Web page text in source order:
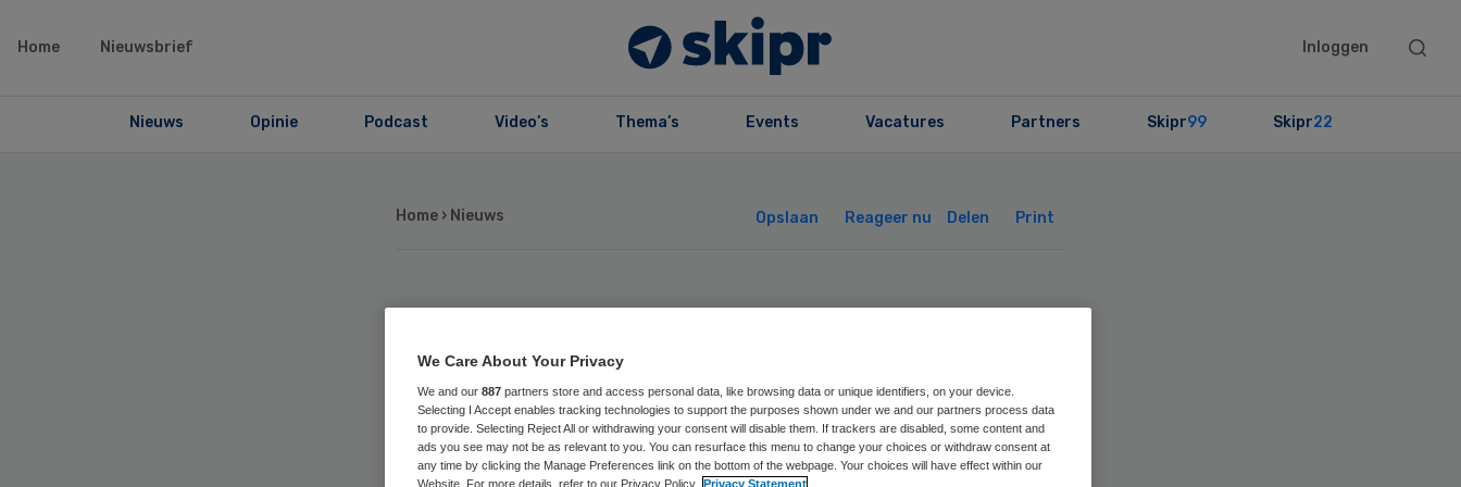
Home Nieuwsbrief Inloggen
Search
Nieuws Opinie Podcast Video’s Thema’s Events Vacatures Partners Skipr99 Skipr22
Home › Nieuws Opslaan Reageer nu Delen Print
Huisarts wil meer geld
voor geestelijke zorg
We Care About Your Privacy
We and our 887 partners store and access personal data, like browsing data or unique identifiers, on your device.
Selecting I Accept enables tracking technologies to support the purposes shown under we and our partners process data
to provide. Selecting Reject All or withdrawing your consent will disable them. If trackers are disabled, some content and
ads you see may not be as relevant to you. You can resurface this menu to change your choices or withdraw consent at
any time by clicking the Manage Preferences link on the bottom of the webpage. Your choices will have effect within our
Website. For more details, refer to our Privacy Policy. Privacy Statement